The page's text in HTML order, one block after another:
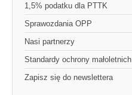
1,5% podatku dla PTTK
Sprawozdania OPP
Nasi partnerzy
Standardy ochrony małoletnich
Zapisz się do newslettera